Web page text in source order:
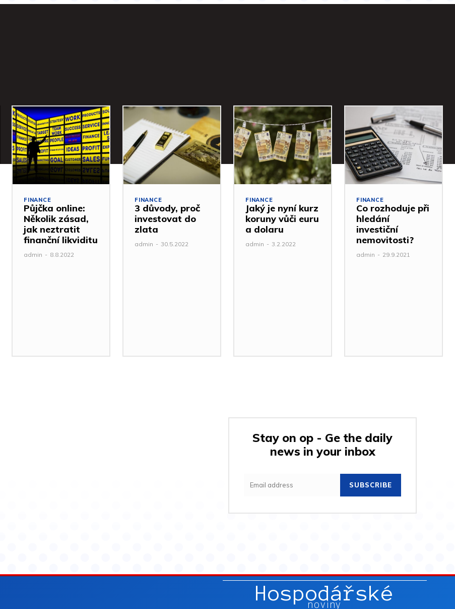
FINANCE
Půjčka online:
Několik zásad,
jak neztratit
finanční likviditu
admin - 8.8.2022
FINANCE
3 důvody, proč
investovat do
zlata
admin - 30.5.2022
FINANCE
Jaký je nyní kurz
koruny vůči euru
a dolaru
admin - 3.2.2022
FINANCE
Co rozhoduje při
hledání
investiční
nemovitosti?
admin - 29.9.2021
Stay on op - Ge the daily
news in your inbox
SUBSCRIBE
Hospodářské
noviny